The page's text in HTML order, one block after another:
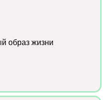
образ жизни